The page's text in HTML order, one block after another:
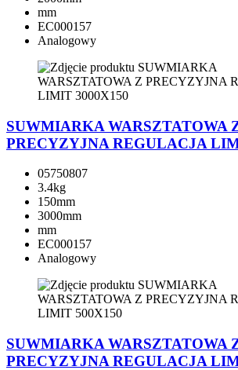
mm
EC000157
Analogowy
SUWMIARKA WARSZTATOWA
PRECYZYJNA REGULACJA
05750807
3.4kg
150mm
3000mm
mm
EC000157
Analogowy
SUWMIARKA WARSZTATOWA
PRECYZYJNA REGULACJA